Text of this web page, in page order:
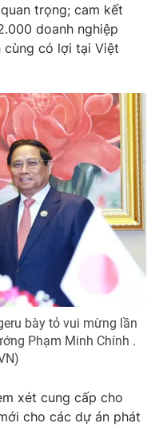
video
trọng; cam kết
doanh nghiệp
cùng có lợi tại Việt
bày tỏ vui mừng lần
Phạm Minh Chính .
xét cung cấp cho
cho các dự án phát